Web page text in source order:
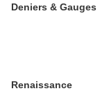
Deniers & Gauges
Renaissance